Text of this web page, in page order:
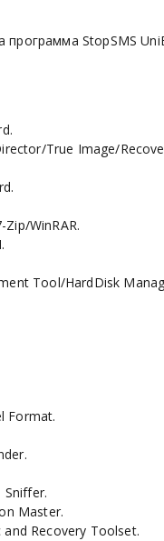
программа StopSMS
True Image/
WinRAR.
Tool/HardDisk
Format.
Sniffer.
Master.
and Recovery Toolset.